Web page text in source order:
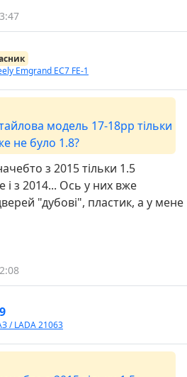
Emgrand EC7 FE-1
модель 17-18рр тільки
не було 1.8?
з 2015 тільки 1.5
і з 2014... Ось у них вже
"дубові", пластик, а у мене
/ LADA 21063